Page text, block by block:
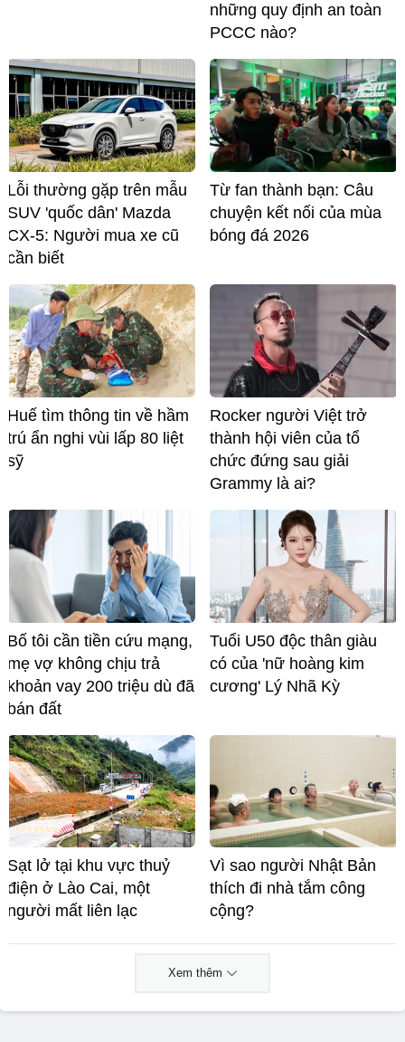
những quy định an toàn
PCCC nào?
Lỗi thường gặp trên mẫu
SUV 'quốc dân' Mazda
CX-5: Người mua xe cũ
cần biết
Từ fan thành bạn: Câu
chuyện kết nối của mùa
bóng đá 2026
Huế tìm thông tin về hầm
trú ẩn nghi vùi lấp 80 liệt
sỹ
Rocker người Việt trở
thành hội viên của tổ
chức đứng sau giải
Grammy là ai?
Bố tôi cần tiền cứu mạng,
mẹ vợ không chịu trả
khoản vay 200 triệu dù đã
bán đất
Tuổi U50 độc thân giàu
có của 'nữ hoàng kim
cương' Lý Nhã Kỳ
Sạt lở tại khu vực thuỷ
điện ở Lào Cai, một
người mất liên lạc
Vì sao người Nhật Bản
thích đi nhà tắm công
cộng?
Xem thêm